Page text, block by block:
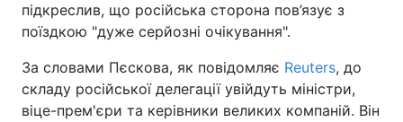
підкреслив, що російська сторона пов’язує з
поїздкою "дуже серйозні очікування".
За словами Пєскова, як повідомляє Reuters, до
складу російської делегації увійдуть міністри,
віце-прем'єри та керівники великих компаній. Він